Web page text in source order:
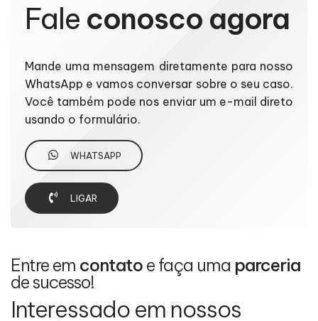
Fale conosco agora
Mande uma mensagem diretamente para nosso
WhatsApp e vamos conversar sobre o seu caso.
Você também pode nos enviar um e-mail direto
usando o formulário.
WHATSAPP
LIGAR
Entre em contato e faça uma parceria
de sucesso!
Interessado em nossos